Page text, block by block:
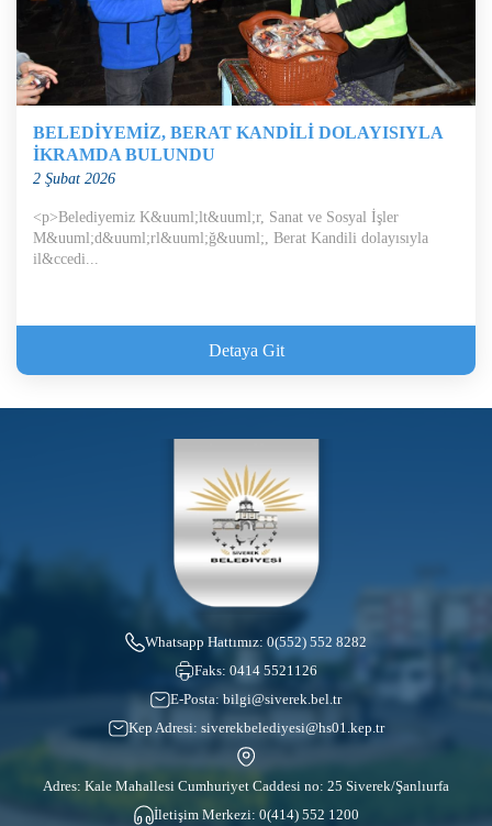
BELEDİYEMİZ, BERAT KANDİLİ DOLAYISIYLA
İKRAMDA BULUNDU
2 Şubat 2026
<p>Belediyemiz K&uuml;lt&uuml;r, Sanat ve Sosyal İşler
M&uuml;d&uuml;rl&uuml;ğ&uuml;, Berat Kandili dolayısıyla
il&ccedi...
Detaya Git
Whatsapp Hattımız: 0(552) 552 8282
Faks: 0414 5521126
E-Posta: bilgi@siverek.bel.tr
Kep Adresi: siverekbelediyesi@hs01.kep.tr
Adres: Kale Mahallesi Cumhuriyet Caddesi no: 25 Siverek/Şanlıurfa
İletişim Merkezi: 0(414) 552 1200